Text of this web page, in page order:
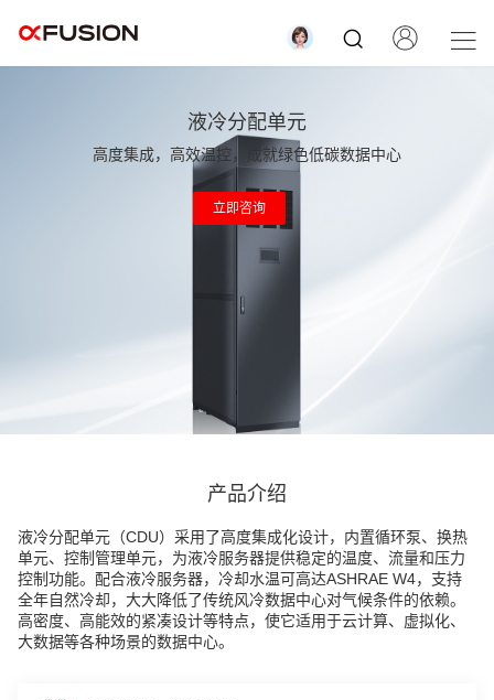
液冷分配单元
高度集成，高效温控，成就绿色低碳数据中心
立即咨询
产品介绍
液冷分配单元（CDU）采用了高度集成化设计，内置循环泵、换热
单元、控制管理单元，为液冷服务器提供稳定的温度、流量和压力
控制功能。配合液冷服务器，冷却水温可高达ASHRAE W4，支持
全年自然冷却，大大降低了传统风冷数据中心对气候条件的依赖。
高密度、高能效的紧凑设计等特点，使它适用于云计算、虚拟化、
大数据等各种场景的数据中心。